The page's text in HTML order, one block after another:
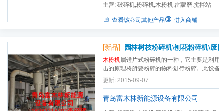
主营:破碎机,粉碎机,木粉机,雷蒙磨,搅拌站
查看该公司其他产品
进入商铺
[新品]
木粉机属锤片式粉碎机的一种，它主要是利
击的原理将所要粉碎的物料进行粉碎。此设
级、风力输送、卸料及除尘五大部分组成，
序，利用风能一次成粉。机器性能较其它同
提升。
更新: 2015-09-07
青岛富木林新能源设备有限公司